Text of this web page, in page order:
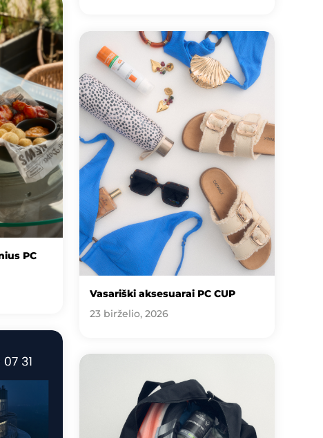
PC
Vasariški aksesuarai PC CUP
23 birželio, 2026